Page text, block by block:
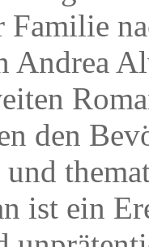
Familie
Andrea
den
ist ein